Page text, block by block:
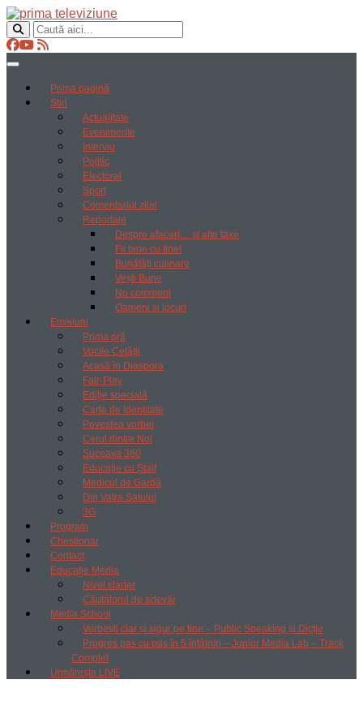
Prima pagină
Știri
Actualitate
Evenimente
Interviu
Politic
Electoral
Sport
Comentariul zilei
Reportaje
Despre afaceri… și alte taxe
Fii bine cu tine!
Bunătăți culinare
Vești Bune
No comment
Oameni si locuri
Emisiuni
Prima oră
Vocile Cetății
Acasă în Diaspora
Fair-Play
Ediție specială
Carte de Identitate
Povestea vorbei
Cerul dintre Noi
Suceava 360
Educație cu Ștaif
Medicul de Gardă
Din Vatra Satului
3G
Program
Chestionar
Contact
Educație Media
Nivel starter
Căutătorul de adevăr
Media School
Vorbești clar și sigur pe tine – Public Speaking și Dicție
Progres pas cu pas în 5 întâlniri – Junior Media Lab – Track
Complet
Urmărește LIVE